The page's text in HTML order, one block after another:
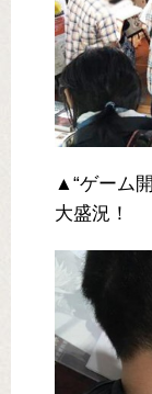
▲“ゲーム
大盛況！